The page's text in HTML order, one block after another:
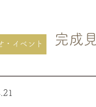
・イベント 完成